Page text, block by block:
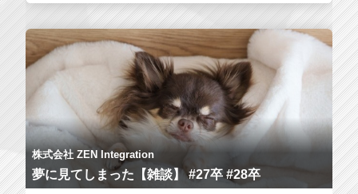
株式会社 ZEN Integration
夢に見てしまった【雑談】 #27卒 #28卒